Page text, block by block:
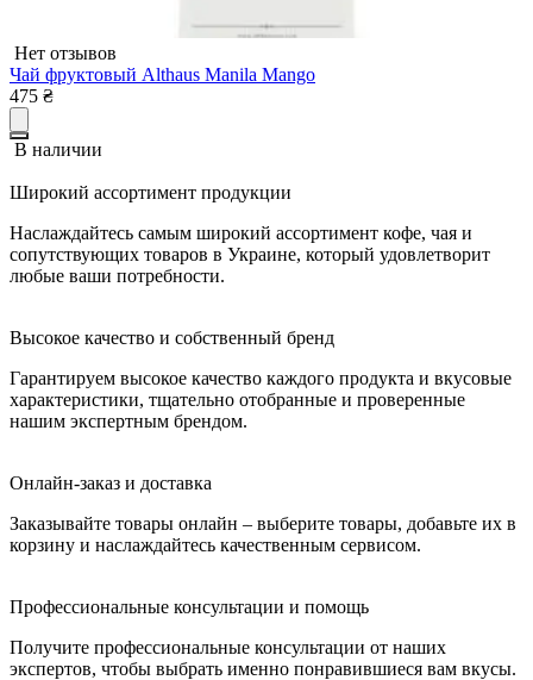
Нет отзывов
Чай фруктовый Althaus Manila Mango
475 ₴
В наличии
Широкий ассортимент продукции
Наслаждайтесь самым широкий ассортимент кофе, чая и
сопутствующих товаров в Украине, который удовлетворит
любые ваши потребности.
Высокое качество и собственный бренд
Гарантируем высокое качество каждого продукта и вкусовые
характеристики, тщательно отобранные и проверенные
нашим экспертным брендом.
Онлайн-заказ и доставка
Заказывайте товары онлайн – выберите товары, добавьте их в
корзину и наслаждайтесь качественным сервисом.
Профессиональные консультации и помощь
Получите профессиональные консультации от наших
экспертов, чтобы выбрать именно понравившиеся вам вкусы.